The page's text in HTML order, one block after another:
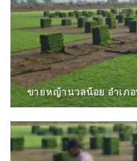
ขายหญ้านวลน้อย อำเภ